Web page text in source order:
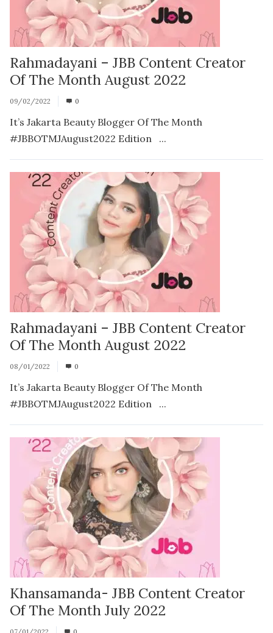
Rahmadayani – JBB Content Creator
Of The Month August 2022
09/02/2022 0
It’s Jakarta Beauty Blogger Of The Month
#JBBOTMJAugust2022 Edition ...
Rahmadayani – JBB Content Creator
Of The Month August 2022
08/01/2022 0
It’s Jakarta Beauty Blogger Of The Month
#JBBOTMJAugust2022 Edition ...
Khansamanda- JBB Content Creator
Of The Month July 2022